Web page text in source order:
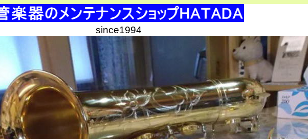
since1994